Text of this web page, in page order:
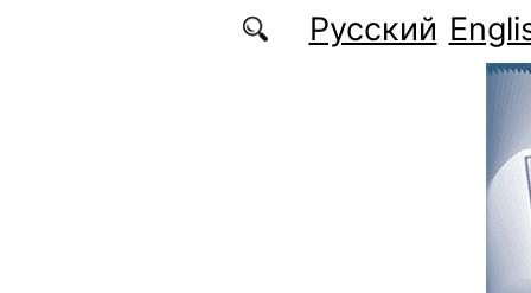
Перейти к основному содержаниюРусский